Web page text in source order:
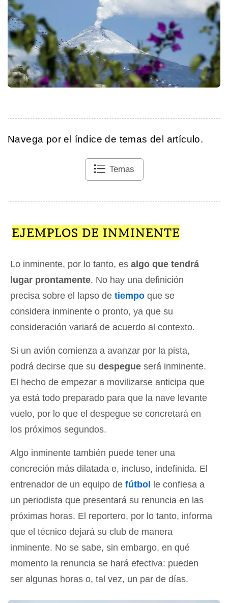
Navega por el índice de temas del artículo.
Temas
EJEMPLOS DE INMINENTE
Lo inminente, por lo tanto, es algo que tendrá
lugar prontamente. No hay una definición
precisa sobre el lapso de tiempo que se
considera inminente o pronto, ya que su
consideración variará de acuerdo al contexto.
Si un avión comienza a avanzar por la pista,
podrá decirse que su despegue será inminente.
El hecho de empezar a movilizarse anticipa que
ya está todo preparado para que la nave levante
vuelo, por lo que el despegue se concretará en
los próximos segundos.
Algo inminente también puede tener una
concreción más dilatada e, incluso, indefinida. El
entrenador de un equipo de fútbol
le confiesa a
un periodista que presentará su renuncia en las
próximas horas. El reportero, por lo tanto, informa
que el técnico dejará su club de manera
inminente. No se sabe, sin embargo, en qué
momento la renuncia se hará efectiva: pueden
ser algunas horas o, tal vez, un par de días.